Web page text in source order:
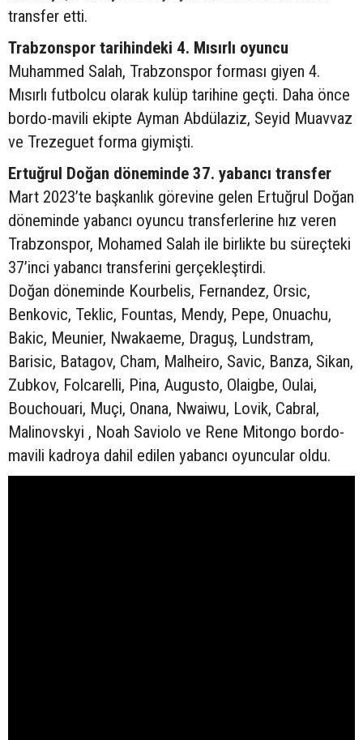
transfer etti.
Trabzonspor tarihindeki 4. Mısırlı oyuncu
Muhammed Salah, Trabzonspor forması giyen 4.
Mısırlı futbolcu olarak kulüp tarihine geçti. Daha önce
bordo-mavili ekipte Ayman Abdülaziz, Seyid Muavvaz
ve Trezeguet forma giymişti.
Ertuğrul Doğan döneminde 37. yabancı transfer
Mart 2023’te başkanlık görevine gelen Ertuğrul Doğan
döneminde yabancı oyuncu transferlerine hız veren
Trabzonspor, Mohamed Salah ile birlikte bu süreçteki
37’inci yabancı transferini gerçekleştirdi.
Doğan döneminde Kourbelis, Fernandez, Orsic,
Benkovic, Teklic, Fountas, Mendy, Pepe, Onuachu,
Bakic, Meunier, Nwakaeme, Draguş, Lundstram,
Barisic, Batagov, Cham, Malheiro, Savic, Banza, Sikan,
Zubkov, Folcarelli, Pina, Augusto, Olaigbe, Oulai,
Bouchouari, Muçi, Onana, Nwaiwu, Lovik, Cabral,
Malinovskyi , Noah Saviolo ve Rene Mitongo bordo-
mavili kadroya dahil edilen yabancı oyuncular oldu.